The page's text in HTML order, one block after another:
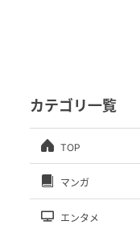
カテゴリ一覧
TOP
マンガ
エンタメ